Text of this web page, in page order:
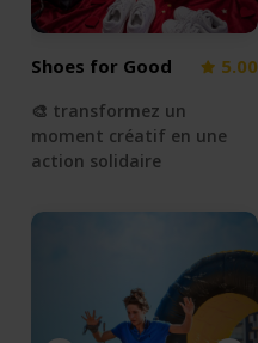
Shoes for Good 5.00
🎨 transformez un
moment créatif en une
action solidaire